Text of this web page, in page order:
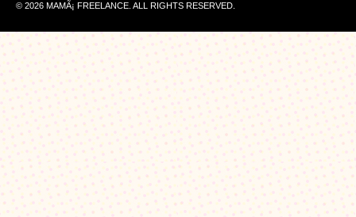
© 2026 MAMÃ¡ FREELANCE. ALL RIGHTS RESERVED.